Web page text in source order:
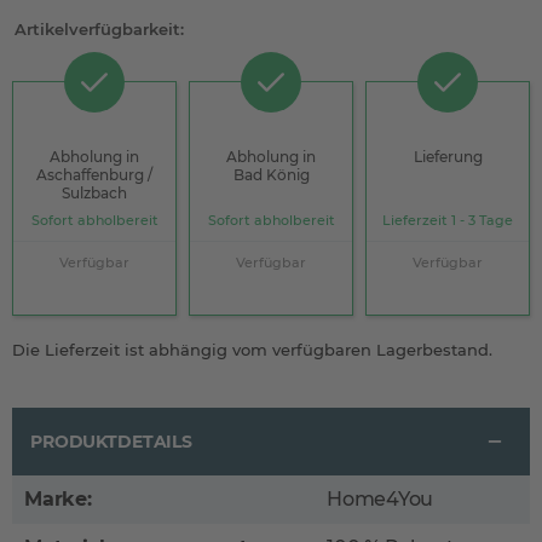
Artikelverfügbarkeit:
Abholung in
Aschaffenburg /
Sulzbach
Sofort abholbereit
Verfügbar
Abholung in
Bad König
Sofort abholbereit
Verfügbar
Lieferung
Lieferzeit 1 - 3 Tage
Verfügbar
Die Lieferzeit ist abhängig vom verfügbaren Lagerbestand.
PRODUKTDETAILS
Marke: Home4You